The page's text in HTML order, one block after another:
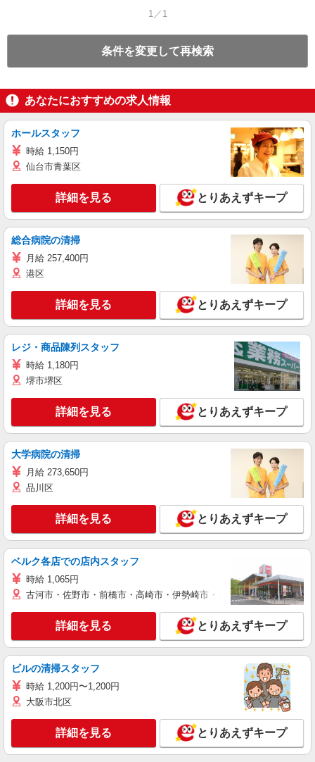
1／1
条件を変更して再検索
あなたにおすすめの求人情報
ホールスタッフ
時給 1,150円
仙台市青葉区
詳細を見る とりあえずキープ
総合病院の清掃
月給 257,400円
港区
詳細を見る とりあえずキープ
レジ・商品陳列スタッフ
時給 1,180円
堺市堺区
詳細を見る とりあえずキープ
大学病院の清掃
月給 273,650円
品川区
詳細を見る とりあえずキープ
ベルク各店での店内スタッフ
時給 1,065円
古河市・佐野市・前橋市・高崎市・伊勢崎市・太田市・館林市・藤
詳細を見る とりあえずキープ
ビルの清掃スタッフ
時給 1,200円〜1,200円
大阪市北区
詳細を見る とりあえずキープ